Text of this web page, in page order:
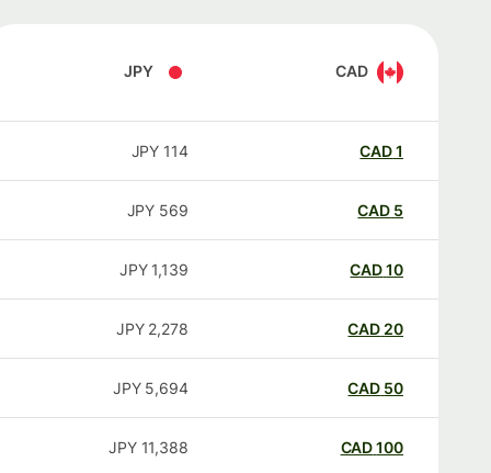
CAD
JPY
CAD
114
JPY
CAD
569
JPY
CAD
1,139
JPY
20
CAD
2,278
JPY
50
CAD
5,694
JPY
100
CAD
11,388
JPY